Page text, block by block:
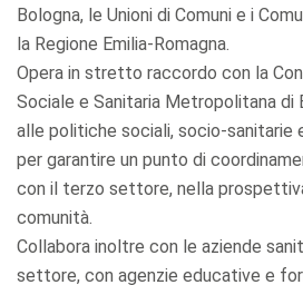
Bologna, le Unioni di Comuni e i
la Regione Emilia-Romagna.
Opera in stretto raccordo con la
Sociale e Sanitaria Metropolitana di
alle politiche sociali, socio-sanitarie
per garantire un punto di
con il terzo settore, nella
comunità.
Collabora inoltre con le aziende
settore, con agenzie educative e